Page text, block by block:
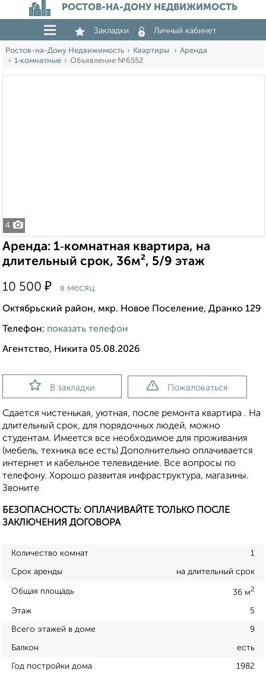
РОСТОВ-НА-ДОНУ НЕДВИЖИМОСТЬ
Закладки Личный кабинет
Ростов-на-Дону Недвижимость Квартиры
Аренда
1‑комнатные
Объявление №6552
4
Аренда: 1‑комнатная квартира, на
длительный срок, 36м², 5/9 этаж
10 500 ₽ в месяц
Октябрьский район, мкр. Новое Поселение, Дранко 129
Телефон: показать телефон
Агентство, Никита 05.08.2026
В закладки Пожаловаться
Сдается чистенькая, уютная, после ремонта квартира . На
длительный срок, для порядочных людей, можно
студентам. Имеется все необходимое для проживания
(мебель, техника все есть) Дополнительно оплачивается
интернет и кабельное телевидение. Все вопросы по
телефону. Хорошо развитая инфраструктура, магазины.
Звоните
БЕЗОПАСНОСТЬ: ОПЛАЧИВАЙТЕ ТОЛЬКО ПОСЛЕ
ЗАКЛЮЧЕНИЯ ДОГОВОРА
Количество комнат 1
Срок аренды на длительный срок
Общая площадь 36 м2
Этаж 5
Всего этажей в доме 9
Балкон есть
Год постройки дома 1982